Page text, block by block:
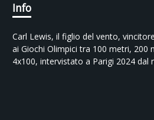
Info
Carl Lewis, il figlio del vento,
ai Giochi Olimpici tra 100 metri, 200
4x100, intervistato a Parigi 2024 dal